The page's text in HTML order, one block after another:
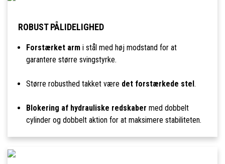
ROBUST PÅLIDELIGHED
Forstærket armi stål med høj modstand for at
garantere større svingstyrke.
Større robusthed takket være det forstærkede stel .
Blokering af hydrauliske redskaber med dobbelt
cylinder og dobbelt aktion for at maksimere stabiliteten.